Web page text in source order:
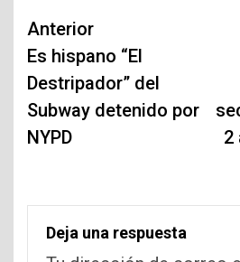
Navegación
de
entradas
Anterior
Es hispano “El
Destripador” del
Subway detenido por
NYPD
2
Deja una respuesta